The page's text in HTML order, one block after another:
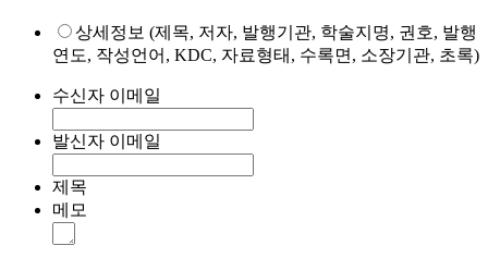
상세정보 (제목, 저자, 발행기관, 학술지명, 권호, 발행
연도, 작성언어, KDC, 자료형태, 수록면, 소장기관, 초록)
수신자 이메일
발신자 이메일
제목
메모